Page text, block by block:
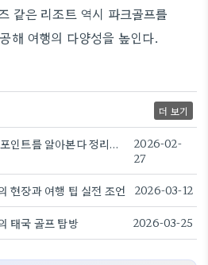
같은 리조트 역시 파크골프를
해 여행의 다양성을 높인다.
더 보기
태국골프와 파크골프채 활용 포인트를 알아본다 정리한다
2026-02-
27
현장과 여행 팁 실전 조언 2026-03-12
태국 골프 탐방 2026-03-25